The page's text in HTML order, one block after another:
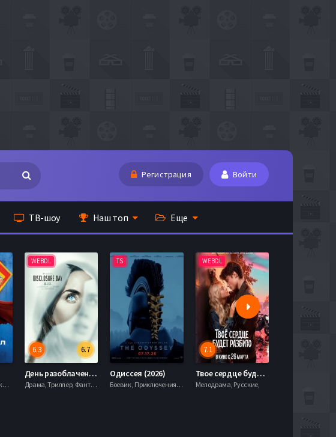
Регистрация Войти
ТВ-шоу Наш топ Еще
Боевик , Драма, Приключения, Фантастика,
WEBDL
6.7
6.3
День разоблачения (2026)
Драма, Триллер, Фантастика,
TS
Одиссея (2026)
Боевик , Приключения, Фэнтези,
WEBDL
7.1
Твое сердце будет разбито (2026)
Мелодрама, Русские,